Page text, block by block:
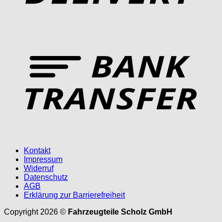
Kontakt
Impressum
Widerruf
Datenschutz
AGB
Erklärung zur Barrierefreiheit
Copyright 2026 © Fahrzeugteile Scholz GmbH